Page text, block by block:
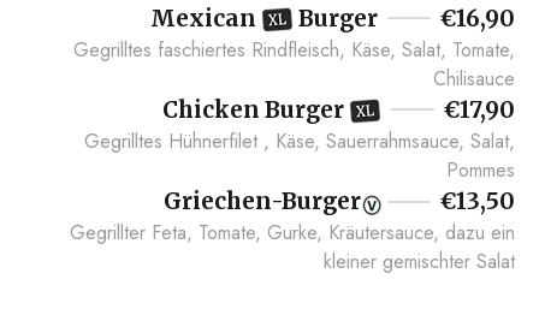
Mexican Burger
€16,90
Gegrilltes faschiertes Rindfleisch, Käse, Salat, Tomate,
Chilisauce
Chicken Burger
€17,90
Gegrilltes Hühnerfilet , Käse, Sauerrahmsauce, Salat,
Pommes
Griechen-Burger
€13,50
Gegrillter Feta, Tomate, Gurke, Kräutersauce, dazu ein
kleiner gemischter Salat